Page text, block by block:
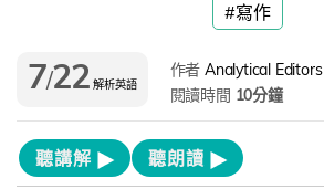
#寫作
7/22 解析英語
作者Analytical Editors
閱讀時間 10分鐘
聽講解 聽朗讀